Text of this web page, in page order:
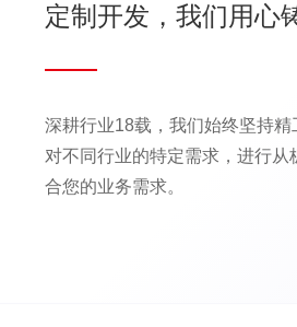
定制开发，我们用心
深耕行业18载，我们始终坚持
对不同行业的特定需求，进行
合您的业务需求。